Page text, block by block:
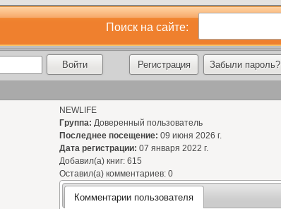
Поиск на сайте:
Регистрация Забыли пароль?
NEWLIFE
Группа: Доверенный пользователь
Последнее посещение: 09 июня 2026 г.
Дата регистрации: 07 января 2022 г.
Добавил(а) книг: 615
Оставил(а) комментариев: 0
Комментарии пользователя